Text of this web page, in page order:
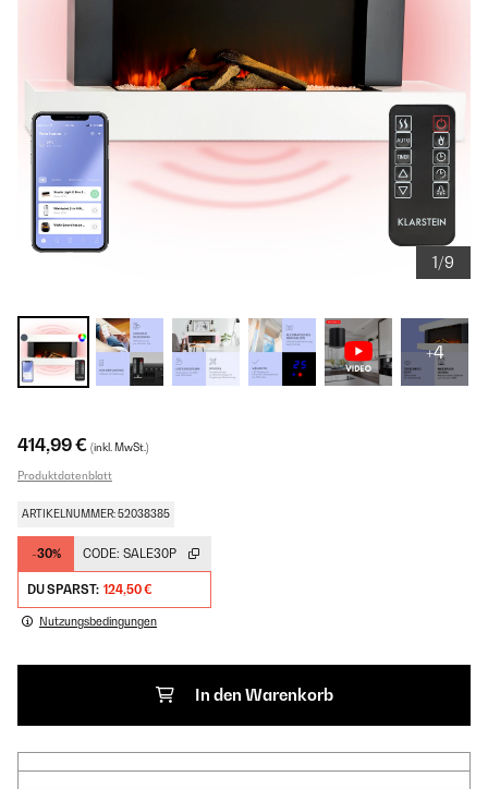
1/9
+4
414,99 € (inkl. MwSt.)
Produktdatenblatt
ARTIKELNUMMER: 52038385
-30% CODE: SALE30P
DU SPARST: 124,50 €
Nutzungsbedingungen
In den Warenkorb